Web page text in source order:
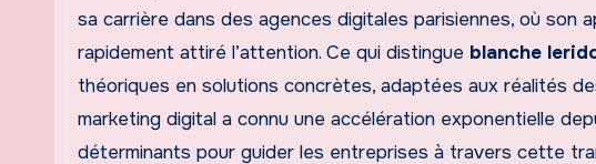
sa carrière dans des agences digitales parisiennes, où son
rapidement attiré l’attention. Ce qui distingue blanche
théoriques en solutions concrètes, adaptées aux réalités
marketing digital a connu une accélération exponentielle
déterminants pour guider les entreprises à travers cette